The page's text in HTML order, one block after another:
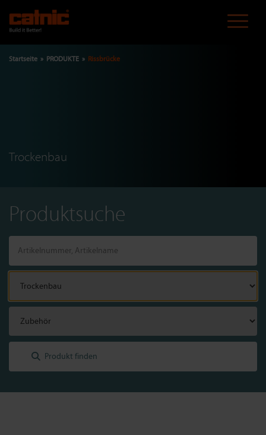
zum
Inhalt
Pfadnavigation
Startseite PRODUKTE Rissbrücke
Trockenbau
Produktsuche